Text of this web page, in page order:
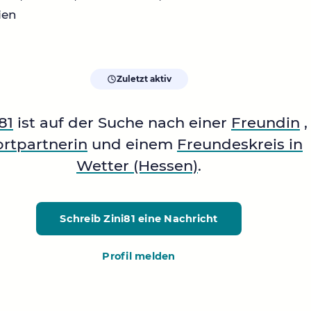
Zuletzt aktiv
ist auf der Suche nach einer Freundin ,
und einem Freundeskreis in
Wetter (Hessen).
Schreib Zini81 eine Nachricht
Profil melden